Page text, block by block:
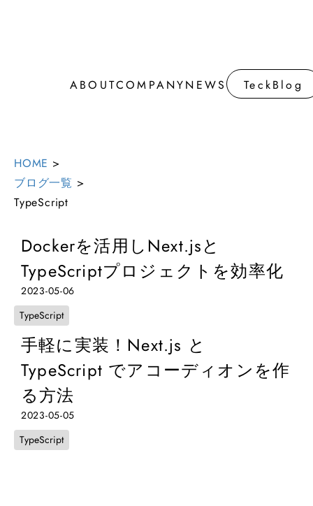
ABOUTCOMPANYNEWS
TeckBlog
HOME >
ブログ一覧 >
TypeScript
Dockerを活用しNext.jsと
TypeScriptプロジェクトを効率化
2023-05-06
TypeScript
手軽に実装！Next.js と
TypeScript でアコーディオンを作
る方法
2023-05-05
TypeScript